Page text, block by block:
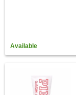
Available